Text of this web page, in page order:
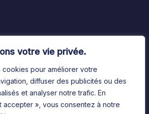
votre vie privée.
cookies pour améliorer votre
diffuser des publicités ou des
et analyser notre trafic. En
accepter », vous consentez à notre